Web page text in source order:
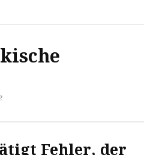
Fehler, der